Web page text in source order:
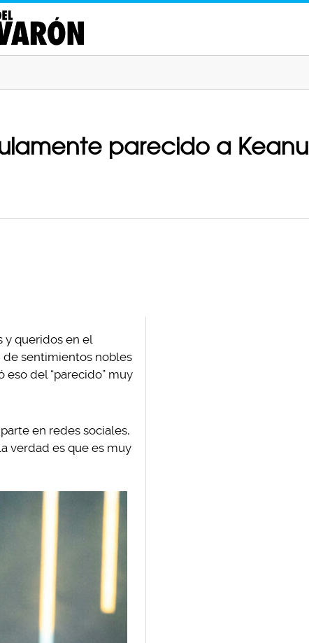
parecido a Keanu
y queridos en el
de sentimientos nobles
del “parecido” muy
en redes sociales,
verdad es que es muy